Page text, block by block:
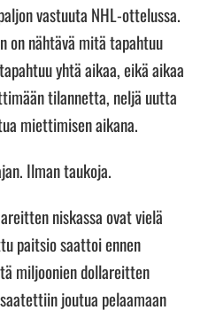
vastuuta NHL-ottelussa.
on nähtävä mitä tapahtuu
yhtä aikaa, eikä aikaa
tilannetta, neljä uutta
miettimisen aikana.
Ilman taukoja.
niskassa ovat vielä
paitsio saattoi ennen
miljoonien dollareitten
joutua pelaamaan